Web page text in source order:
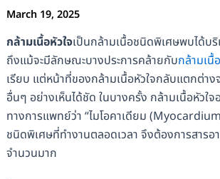
March 19, 2025
กล้ามเนื้อหัวใจเป็นกล้ามเนื้อชนิดพิเศษพบได้บริ
ถึงแม้จะมีลักษณะบางประการคล้ายกับกล้ามเนื้
เรียบ แต่หน้าที่ของกล้ามเนื้อหัวใจกลับแตกต่า
อื่นๆ อย่างเห็นได้ชัด ในบางครั้ง กล้ามเนื้อหัวใจ
ทางการแพทย์ว่า “ไมโอคาเดียม
ชนิดพิเศษที่ทำงานตลอดเวลา จึงต้องการสารอ
จำนวนมาก